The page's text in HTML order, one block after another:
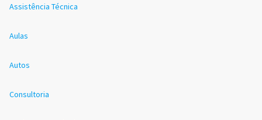
Assistência Técnica
Aulas
Autos
Consultoria